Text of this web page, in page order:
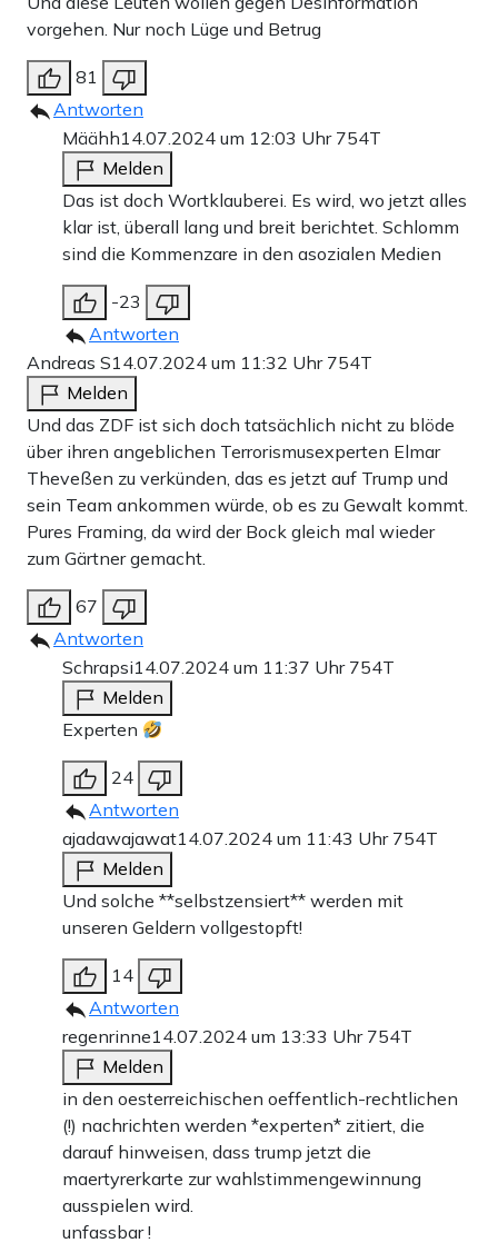
vorgehen. Nur noch Lüge und Betrug
81
Antworten
Määhh14.07.2024 um 12:03 Uhr 754T
Melden
Das ist doch Wortklauberei. Es wird, wo jetzt alles
klar ist, überall lang und breit berichtet. Schlomm
sind die Kommenzare in den asozialen Medien
-23
Antworten
Andreas S14.07.2024 um 11:32 Uhr 754T
Melden
Und das ZDF ist sich doch tatsächlich nicht zu blöde
über ihren angeblichen Terrorismusexperten Elmar
Theveßen zu verkünden, das es jetzt auf Trump und
sein Team ankommen würde, ob es zu Gewalt kommt.
Pures Framing, da wird der Bock gleich mal wieder
zum Gärtner gemacht.
67
Antworten
Schrapsi14.07.2024 um 11:37 Uhr 754T
Melden
Experten
24
Antworten
ajadawajawat14.07.2024 um 11:43 Uhr 754T
Melden
Und solche **selbstzensiert** werden mit
unseren Geldern vollgestopft!
14
Antworten
regenrinne14.07.2024 um 13:33 Uhr 754T
Melden
in den oesterreichischen oeffentlich-rechtlichen
(!) nachrichten werden *experten* zitiert, die
darauf hinweisen, dass trump jetzt die
maertyrerkarte zur wahlstimmengewinnung
ausspielen wird.
unfassbar !